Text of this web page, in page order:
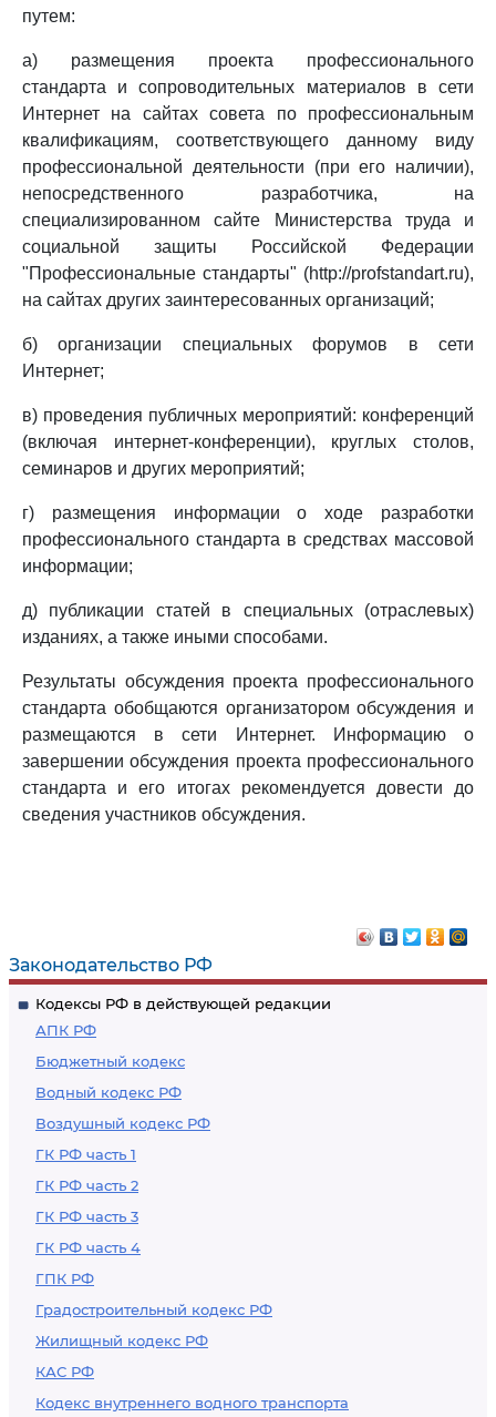
Законодательство РФ
Кодексы РФ в действующей редакции
АПК РФ
Бюджетный кодекс
Водный кодекс РФ
Воздушный кодекс РФ
ГК РФ часть 1
ГК РФ часть 2
ГК РФ часть 3
ГК РФ часть 4
ГПК РФ
Градостроительный кодекс РФ
Жилищный кодекс РФ
КАС РФ
Кодекс внутреннего водного транспорта
путем:
а) размещения проекта профессионального
стандарта и сопроводительных материалов в сети
Интернет на сайтах совета по профессиональным
квалификациям, соответствующего данному виду
профессиональной деятельности (при его наличии),
непосредственного разработчика, на
специализированном сайте Министерства труда и
социальной защиты Российской Федерации
"Профессиональные стандарты" (http://profstandart.ru),
на сайтах других заинтересованных организаций;
б) организации специальных форумов в сети
Интернет;
в) проведения публичных мероприятий: конференций
(включая интернет-конференции), круглых столов,
семинаров и других мероприятий;
г) размещения информации о ходе разработки
профессионального стандарта в средствах массовой
информации;
д) публикации статей в специальных (отраслевых)
изданиях, а также иными способами.
Результаты обсуждения проекта профессионального
стандарта обобщаются организатором обсуждения и
размещаются в сети Интернет. Информацию о
завершении обсуждения проекта профессионального
стандарта и его итогах рекомендуется довести до
сведения участников обсуждения.